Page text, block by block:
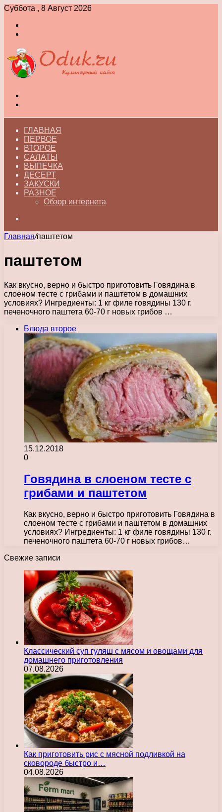
Суббота , 8 Август 2026
ГЛАВНАЯ
ПЕРВОЕ
ВТОРОЕ
САЛАТЫ
ВЫПЕЧКА
ДЕСЕРТ
ЗАКУСКИ
РАЗНОЕ
Обзор интернета
Главная/паштетом
паштетом
Как вкусно, верно и быстро приготовить Говядина в
слоеном тесте с грибами и паштетом в домашних
условиях? Ингредиенты: 1 кг филе говядины 130 г.
печеночного паштета 60-70 г новых грибов …
Блюда второе
15.12.2018
0
Говядина в слоеном тесте с
грибами и паштетом
Как вкусно, верно и быстро приготовить Говядина в
слоеном тесте с грибами и паштетом в домашних
условиях? Ингредиенты: 1 кг филе говядины 130 г.
печеночного паштета 60-70 г новых грибов…
Свежие записи
Классический суп гуляш с мясом и овощами для
домашнего приготовления
07.08.2026
Как приготовить рис с мясной подливкой на
сковороде быстро и…
04.08.2026